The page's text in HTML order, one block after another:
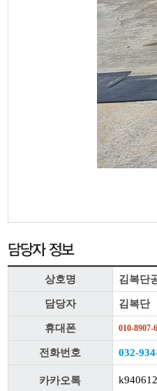
상호명 김복단
담당자 김복단
휴대폰 010-8907-
전화번호 032-
카카오톡